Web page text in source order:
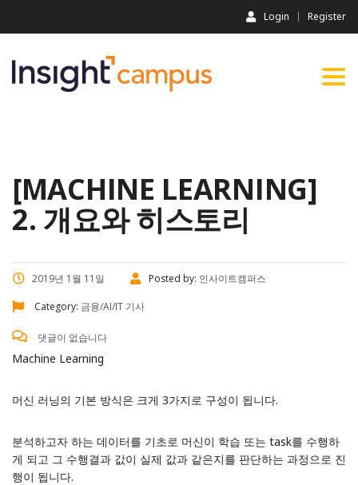
Login Register
[MACHINE LEARNING]
2. 개요와 히스토리
2019년 1월 11일 Posted by: 인사이트캠퍼스
Category: 금융/AI/IT 기사
댓글이 없습니다
Machine Learning
머신 러닝의 기본 방식은 크게 3가지로 구성이 됩니다.
분석하고자 하는 데이터를 기초로 머신이 학습 또는 task를 수행하
게 되고 그 수행결과 값이 실제 값과 같은지를 판단하는 과정으로 진
행이 됩니다.